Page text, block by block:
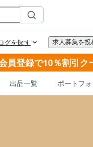
員登録で10％割引ク
出品一覧 ポートフ